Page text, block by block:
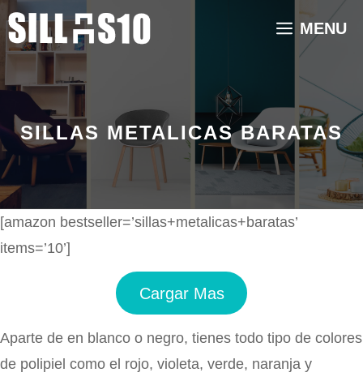
Saltar
al
contenido
MENU
SILLAS METALICAS BARATAS
[amazon bestseller=’sillas+metalicas+baratas’
items=’10’]
Cargar Mas
Aparte de en blanco o negro, tienes todo tipo de colores
de polipiel como el rojo, violeta, verde, naranja y